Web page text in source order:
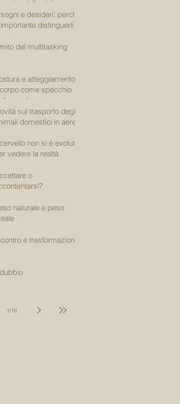
intollerabile
e desideri: perché
distinguerli
del multitasking
e atteggiamento:
come specchio
psiche
sul trasporto degli
domestici in aereo
non si è evoluto
vedere la realtà
o
naturale e peso
e trasformazione
1/10